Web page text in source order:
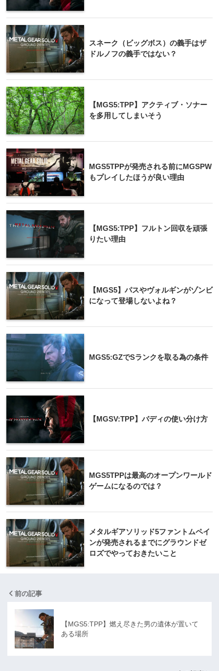
スネーク（ビッグボス）の義手はザ
ドルノフの義手ではない？
【MGS5:TPP】アクティブ・ソナー
を多用してしまいそう
MGS5TPPが発売される前にMGSPW
もプレイしたほうが良い理由
【MGS5:TPP】フルトン回収を頑張
りたい理由
【MGS5】パスやヴォルギンがゾンビ
になって登場しないよね？
MGS5:GZでSランクを取る為の条件
【MGSV:TPP】バディの使い分け方
MGS5TPPは最高のオープンワールド
ゲームになるのでは？
メタルギアソリッド5ファントムペイ
ンが発売されるまでにグラウンドゼ
ロズでやっておきたいこと
前の記事
【MGS5:TPP】燃え尽きた男の遺体が置いて
ある場所